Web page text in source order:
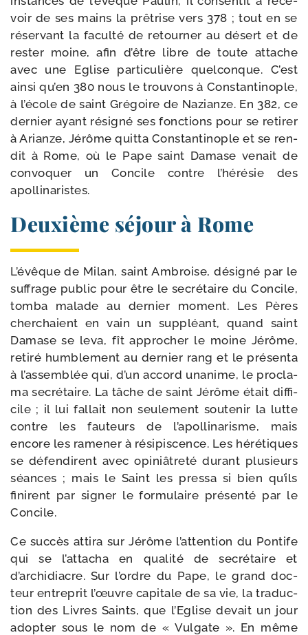
voir de ses mains la prê­trise vers 378 ; tout en se
réser­vant la facul­té de retour­ner au désert et de
res­ter moine, afin d’être libre de toute attache
avec une Eglise par­ti­cu­lière quel­conque. C’est
ain­si qu’en 380 nous le trou­vons à Constantinople,
à l’école de saint Grégoire de Nazianze. En 382, ce
der­nier ayant rési­gné ses fonc­tions pour se reti­rer
à Arianze, Jérôme quit­ta Constantinople et se ren­
dit à Rome, où le Pape saint Damase venait de
convo­quer un Concile contre l’hérésie des
apollinaristes.
Deuxième séjour à Rome
L’évêque de Milan, saint Ambroise, dési­gné par le
suf­frage public pour être le secré­taire du Concile,
tom­ba malade au der­nier moment. Les Pères
cher­chaient en vain un sup­pléant, quand saint
Damase se leva, fît appro­cher le moine Jérôme,
reti­ré hum­ble­ment au der­nier rang et le pré­sen­ta
à l’assemblée qui, d’un accord una­nime, le pro­cla­
ma secré­taire. La tâche de saint Jérôme était dif­fi­
cile ; il lui fal­lait non seule­ment sou­te­nir la lutte
contre les fau­teurs de l’apollinarisme, mais
encore les rame­ner à rési­pis­cence. Les héré­tiques
se défen­dirent avec opi­niâ­tre­té durant plu­sieurs
séances ; mais le Saint les pres­sa si bien qu’ils
finirent par signer le for­mu­laire pré­sen­té par le
Concile.
Ce suc­cès atti­ra sur Jérôme l’attention du Pontife
qui se l’attacha en qua­li­té de secré­taire et
d’archidiacre. Sur l’ordre du Pape, le grand doc­
teur entre­prit l’œuvre capi­tale de sa vie, la tra­duc­
tion des Livres Saints, que l’Eglise devait un jour
adop­ter sous le nom de « Vulgate ». En même